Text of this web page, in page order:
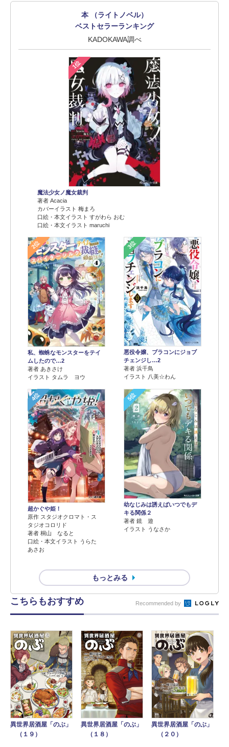
本 （ライトノベル）
ベストセラーランキング
KADOKAWA調べ
1位
魔法少女ノ魔女裁判
著者 Acacia
カバーイラスト 梅まろ
口絵・本文イラスト すがわら おむ
口絵・本文イラスト maruchi
2位
私、蜘蛛なモンスターをテイ
ムしたので…2
著者 あきさけ
イラスト タムラ ヨウ
3位
悪役令嬢、ブラコンにジョブ
チェンジし…2
著者 浜千鳥
イラスト 八美☆わん
4位
超かぐや姫！
原作 スタジオクロマト・ス
タジオコロリド
著者 桐山 なると
口絵・本文イラスト うらた
あさお
5位
幼なじみは誘えばいつでもデ
キる関係２
著者 鏡 遊
イラスト うなさか
もっとみる
こちらもおすすめ Recommended by
異世界居酒屋「のぶ」
（１９）
異世界居酒屋「のぶ」
（１８）
異世界居酒屋「のぶ」
（２０）